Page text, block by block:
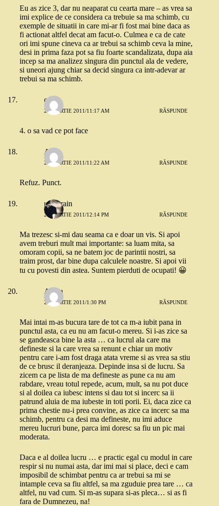
Eu as zice 3, dar nu neaparat cu cearta mare – as vrea sa
imi explice de ce considera ca trebuie sa ma schimb, cu
exemple de situatii in care mi-ar fi fost mai bine daca as
fi actionat altfel decat am facut-o. Culmea e ca de cate
ori imi spune cineva ca ar trebui sa schimb ceva la mine,
desi in prima faza pot sa fiu foarte scandalizata, dupa aia
incep sa ma analizez singura din punctul ala de vedere,
si uneori ajung chiar sa decid singura ca intr-adevar ar
trebui sa ma schimb.
oq
29 MARTIE 2011/11:17 AM RĂSPUNDE
4. o sa vad ce pot face
Anca
29 MARTIE 2011/11:22 AM RĂSPUNDE
Refuz. Punct.
un_strain
29 MARTIE 2011/12:14 PM RĂSPUNDE
Ma trezesc si-mi dau seama ca e doar un vis. Si apoi
avem treburi mult mai importante: sa luam mita, sa
omoram copii, sa ne batem joc de parintii nostri, sa
traim prost, dar bine dupa calculele noastre. Si apoi vii
tu cu povesti din astea. Suntem pierduti de ocupati! 😀
Adina
29 MARTIE 2011/1:30 PM RĂSPUNDE
Mai intai m-as bucura tare de tot ca m-a iubit pana in
punctul asta, ca eu nu am facut-o mereu. Si i-as zice sa
se gandeasca bine la asta … ca lucrul ala care ma
defineste si la care vrea sa renunt e chiar un motiv
pentru care i-am fost draga atata vreme si as vrea sa stiu
de ce brusc il deranjeaza. Depinde insa si de lucru. Sa
zicem ca pe lista de ma defineste as pune ca nu am
rabdare, vreau totul repede, acum, mult, sa nu pot duce
si al doilea ca iubesc intens si dau tot si incerc sa ii
patrund aluia de ma iubeste in toti porii. Ei, daca zice ca
prima chestie nu-i prea convine, as zice ca incerc sa ma
schimb, pentru ca desi ma defineste, nu imi aduce
mereu lucruri bune, parca imi doresc sa fiu un pic mai
moderata.
Daca e al doilea lucru … e practic egal cu modul in care
respir si nu numai asta, dar imi mai si place, deci e cam
imposibil de schimbat pentru ca ar trebui sa mi se
intample ceva sa fiu altfel, sa ma zguduie prea tare … ca
altfel, nu vad cum. Si m-as supara si-as pleca… si as fi
fara de Dumnezeu, na!